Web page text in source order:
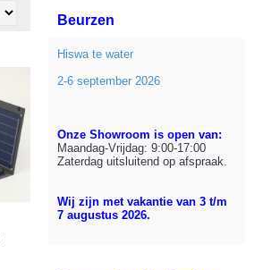
Beurzen
Hiswa te water
2-6 september 2026
Onze Showroom is open van:
Maandag-Vrijdag: 9:00-17:00
Zaterdag uitsluitend op afspraak.
Wij zijn met vakantie van 3 t/m
7 augustus 2026.